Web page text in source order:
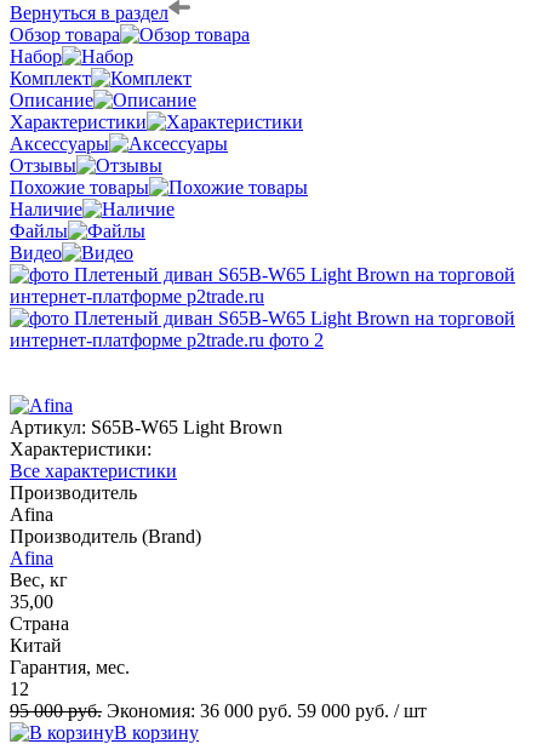
Вернуться в раздел
Обзор товара
Набор
Комплект
Описание
Характеристики
Аксессуары
Отзывы
Похожие товары
Наличие
Файлы
Видео
Артикул: S65B-W65 Light Brown
Характеристики:
Все характеристики
Производитель
Afina
Производитель (Brand)
Afina
Вес, кг
35,00
Страна
Китай
Гарантия, мес.
12
95 000 руб. Экономия: 36 000 руб. 59 000 руб. / шт
В корзину